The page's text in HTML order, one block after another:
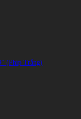
(Phíp Trắng)